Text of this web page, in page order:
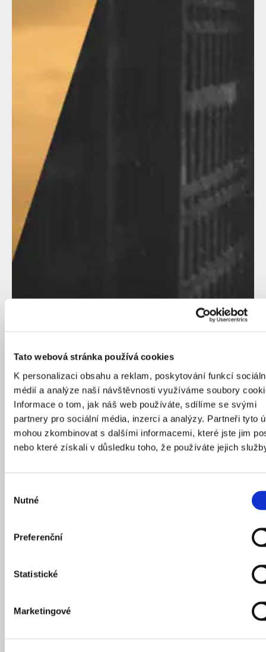
Tato webová stránka používá cookies
K personalizaci obsahu a reklam, poskytování funkcí
médií a analýze naší návštěvnosti využíváme soubory
Informace o tom, jak náš web používáte, sdílíme se svými
partnery pro sociální média, inzerci a analýzy. Partneři tyto
mohou zkombinovat s dalšími informacemi, které jste jim
nebo které získali v důsledku toho, že používáte jejich
souhlasu
Nutné
Preferenční
Statistické
Marketingové
a neustálý boj za spravedlivé rozdělení v rámci
v klasickém díle Fritze Langa Metropolis
třídy a mladého Federa, který se snaží zastavit
pozorujeme mladého architekta Cesara, který